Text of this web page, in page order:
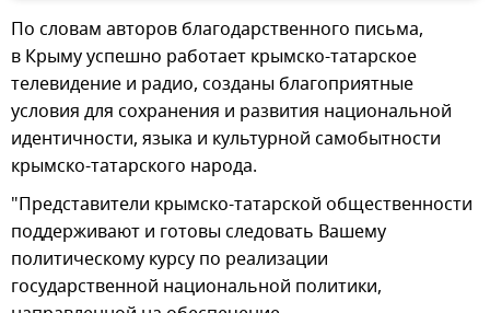
По словам авторов благодарственного письма,
в Крыму успешно работает крымско-татарское
телевидение и радио, созданы благоприятные
условия для сохранения и развития национальной
идентичности, языка и культурной самобытности
крымско-татарского народа.
"Представители крымско-татарской общественности
поддерживают и готовы следовать Вашему
политическому курсу по реализации
государственной национальной политики,